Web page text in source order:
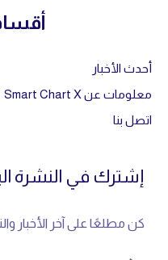
أحدث الأخبار
معلومات عن Smart Chart X
اتصل بنا
إشترك في النشرة
كن مطلعًا على آخر الأخبار